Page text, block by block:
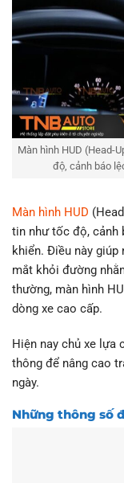
Màn hình HUD (Head-
độ, cảnh báo
Màn hình HUD
tin như tốc độ, cảnh
khiển. Điều này
mắt khỏi đường
thường, màn hình
dòng xe cao cấp.
Hiện nay chủ xe lựa
thông để nâng cao
ngày.
Những thông số